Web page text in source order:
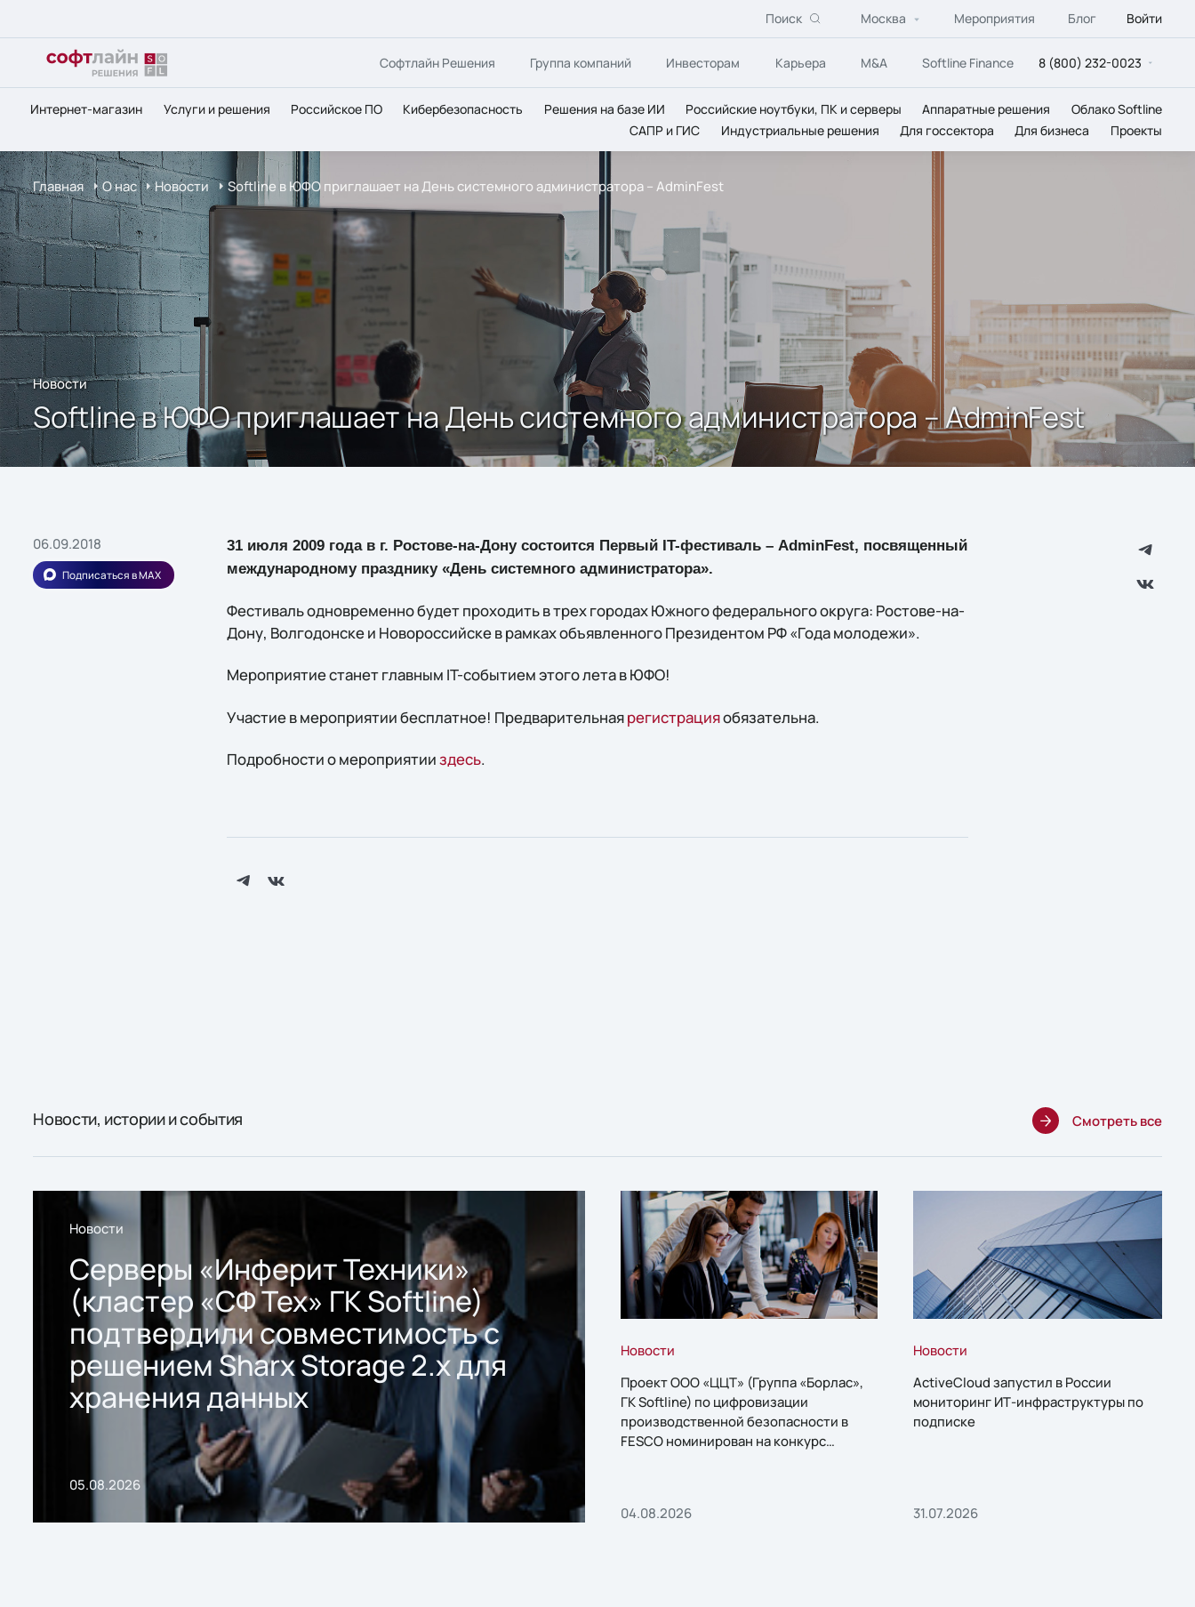
Поиск Москва Мероприятия Блог Войти
Софтлайн Решения Группа компаний Инвесторам Карьера M&A Softline Finance 8 (800) 232-0023
Интернет-магазин Услуги и решения Российское ПО Кибербезопасность Решения на базе ИИ Российские ноутбуки, ПК и серверы Аппаратные решения
Облако Softline
САПР и ГИС
Индустриальные решения Для госсектора Для бизнеса Проекты
Главная О нас Новости Softline в ЮФО приглашает на День системного администратора – AdminFest
Новости
Softline в ЮФО приглашает на День системного администратора – AdminFest
06.09.2018
Подписаться в MAX
31 июля 2009 года в г. Ростове-на-Дону состоится Первый IT-фестиваль – AdminFest, посвященный
международному празднику «День системного администратора».
Фестиваль одновременно будет проходить в трех городах Южного федерального округа: Ростове-на-
Дону, Волгодонске и Новороссийске в рамках объявленного Президентом РФ «Года молодежи».
Мероприятие станет главным IT-событием этого лета в ЮФО!
Участие в мероприятии бесплатное! Предварительнаярегистрацияобязательна.
Подробности о мероприятииздесь.
Новости, истории и события Смотреть все
Новости
Серверы «Инферит Техники»
(кластер «СФ Тех» ГК Softline)
подтвердили совместимость с
решением Sharx Storage 2.x для
хранения данных
05.08.2026
Новости
Проект ООО «ЦЦТ» (Группа «Борлас»,
ГК Softline) по цифровизации
производственной безопасности в
FESCO номинирован на конкурс
04.08.2026
Новости
ActiveCloud запустил в России
мониторинг ИТ-инфраструктуры по
подписке
31.07.2026